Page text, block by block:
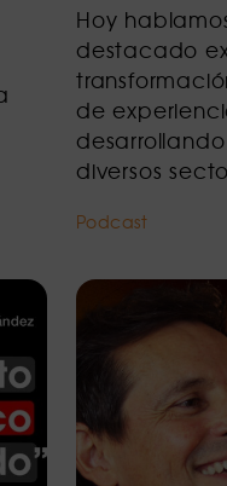
Hoy
destacado
de
diversos
Podcast